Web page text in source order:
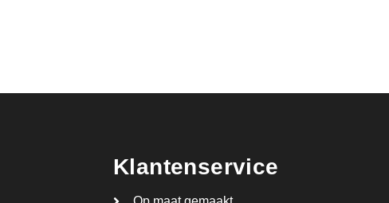
Klantenservice